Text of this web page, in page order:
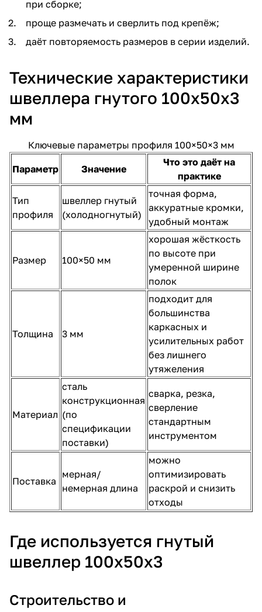
при сборке;
проще размечать и сверлить под крепёж;
даёт повторяемость размеров в серии изделий.
Технические характеристики
швеллера гнутого 100х50х3
мм
Ключевые параметры профиля 100×50×3 мм
Параметр Значение
Что это даёт на
практике
Тип
профиля
швеллер гнутый
(холодногнутый)
точная форма,
аккуратные кромки,
удобный монтаж
Размер 100×50 мм
хорошая жёсткость
по высоте при
умеренной ширине
полок
Толщина 3 мм
подходит для
большинства
каркасных и
усилительных работ
без лишнего
утяжеления
Материал
сталь
конструкционная
(по
спецификации
поставки)
сварка, резка,
сверление
стандартным
инструментом
Поставка
мерная/
немерная длина
можно
оптимизировать
раскрой и снизить
отходы
Где используется гнутый
швеллер 100х50х3
Строительство и